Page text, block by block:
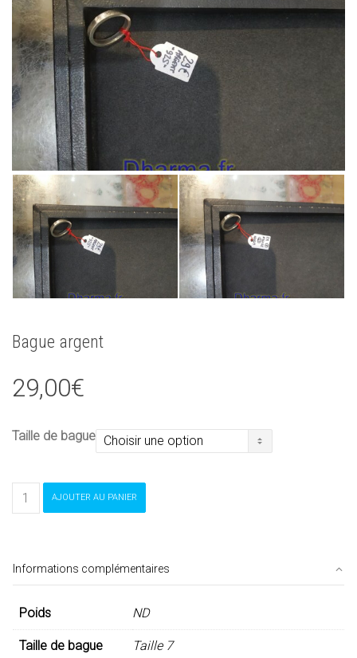
Bague argent
29,00€
Taille de bague
quantité
AJOUTER AU PANIER
Informations complémentaires
Poids ND
Taille de bague Taille 7